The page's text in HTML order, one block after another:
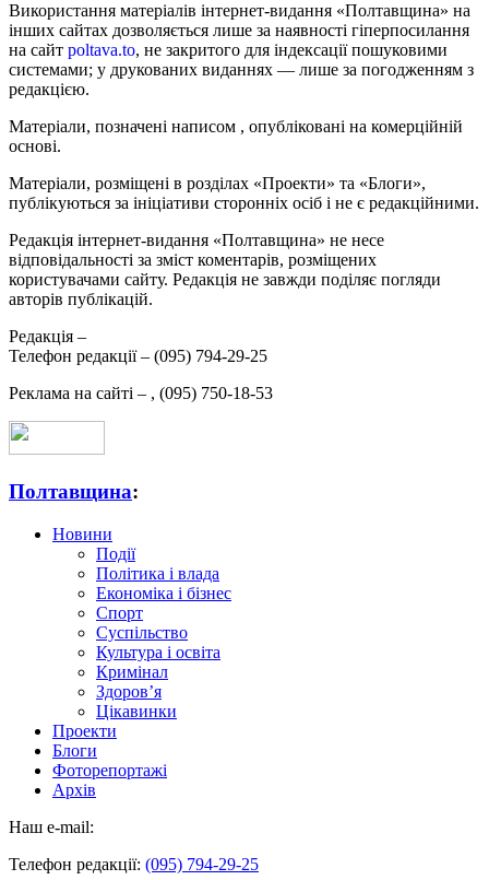
Використання матеріалів інтернет-видання «Полтавщина» на
інших сайтах дозволяється лише за наявності гіперпосилання
на сайт poltava.to, не закритого для індексації пошуковими
системами; у друкованих виданнях — лише за погодженням з
редакцією.
Матеріали, позначені написом , опубліковані на комерційній
основі.
Матеріали, розміщені в розділах «Проекти» та «Блоги»,
публікуються за ініціативи сторонніх осіб і не є редакційними.
Редакція інтернет-видання «Полтавщина» не несе
відповідальності за зміст коментарів, розміщених
користувачами сайту. Редакція не завжди поділяє погляди
авторів публікацій.
Редакція –
Телефон редакції – (095) 794-29-25
Реклама на сайті – , (095) 750-18-53
Полтавщина:
Новини
Події
Політика і влада
Економіка і бізнес
Спорт
Суспільство
Культура і освіта
Кримінал
Здоров’я
Цікавинки
Проекти
Блоги
Фоторепортажі
Архів
Наш e-mail:
Телефон редакції: (095) 794-29-25